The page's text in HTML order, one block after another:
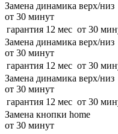
Замена динамика верх/низ
от 30 минут
гарантия 12 мес от 30
Замена динамика верх/низ
от 30 минут
гарантия 12 мес от 30
Замена динамика верх/низ
от 30 минут
гарантия 12 мес от 30
Замена кнопки home
от 30 минут